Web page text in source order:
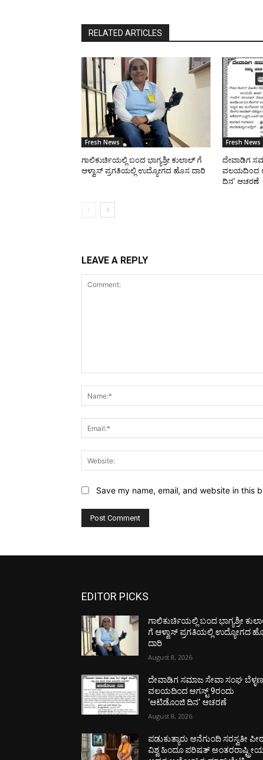
RELATED ARTICLES
Fresh News
ಗಾಲಿಕುರ್ಚಿಯಲ್ಲಿ ಬಂದ ಭಾಗ್ಯಶ್ರೀ ಕುಲಾಲ್ ಗೆ
ಆಳ್ವಾಸ್ ಪ್ರಗತಿಯಲ್ಲಿ ಉದ್ಯೋಗದ ಹೊಸ ದಾರಿ
Fresh News
ದೇವಾಡಿಗ
ವಲಯದಿಂದ
ದಿನ’ ಆಚರಣೆ
LEAVE A REPLY
Save my name, email, and website in this
EDITOR PICKS
ಗಾಲಿಕುರ್ಚಿಯಲ್ಲಿ ಬಂದ ಭಾಗ್ಯಶ್ರೀ
ಗೆ ಆಳ್ವಾಸ್ ಪ್ರಗತಿಯಲ್ಲಿ ಉದ್ಯೋಗದ
ದಾರಿ
August 8, 2026
ದೇವಾಡಿಗ ಸಮಾಜ ಸೇವಾ ಸಂಘ
ವಲಯದಿಂದ ಆಗಸ್ಟ್ 9ರಂದು
‘ಆಟಿಡೊಂಜಿ ದಿನ’ ಆಚರಣೆ
August 8, 2026
ಪಡುಕುತ್ಯಾರು ಆನೆಗುಂದಿ ಸರಸ್ವತೀ
ವಿಶ್ವ ಹಿಂದೂ ಪರಿಷತ್